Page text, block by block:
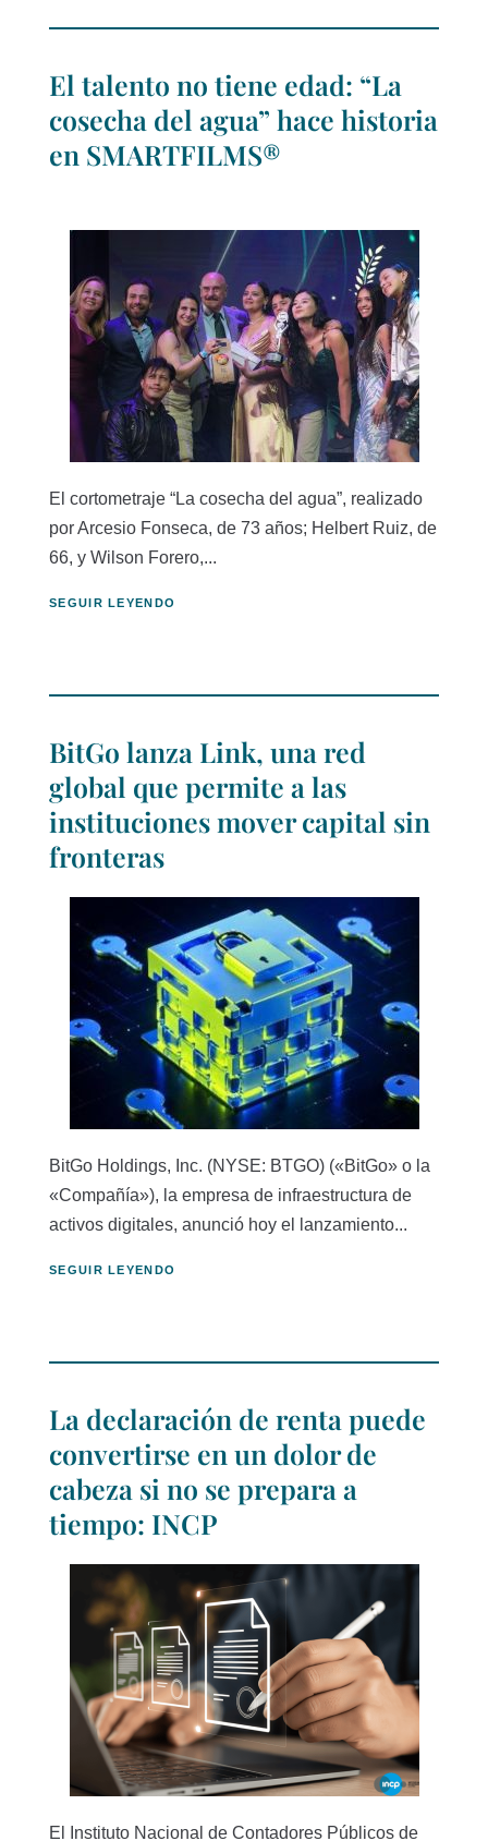
El talento no tiene edad: “La
cosecha del agua” hace historia
en SMARTFILMS®
El cortometraje “La cosecha del agua”, realizado
por Arcesio Fonseca, de 73 años; Helbert Ruiz, de
66, y Wilson Forero,...
SEGUIR LEYENDO
BitGo lanza Link, una red
global que permite a las
instituciones mover capital sin
fronteras
BitGo Holdings, Inc. (NYSE: BTGO) («BitGo» o la
«Compañía»), la empresa de infraestructura de
activos digitales, anunció hoy el lanzamiento...
SEGUIR LEYENDO
La declaración de renta puede
convertirse en un dolor de
cabeza si no se prepara a
tiempo: INCP
El Instituto Nacional de Contadores Públicos de